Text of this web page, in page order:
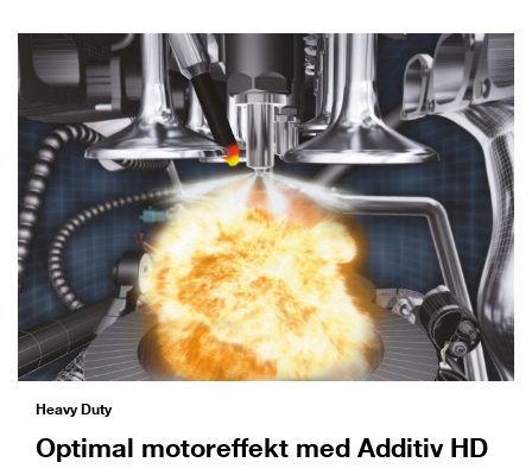
Heavy Duty
Optimal motoreffekt med Additiv HD